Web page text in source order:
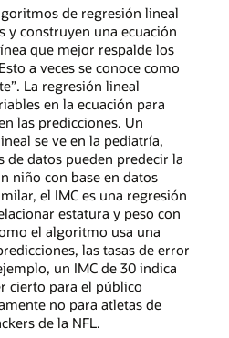
de regresión lineal
y construyen una ecuación
que mejor respalde los
a veces se conoce como
La regresión lineal
en la ecuación para
las predicciones. Un
se ve en la pediatría,
datos pueden predecir la
niño con base en datos
el IMC es una regresión
estatura y peso con
el algoritmo usa una
las tasas de error
un IMC de 30 indica
cierto para el público
no para atletas de
de la NFL.